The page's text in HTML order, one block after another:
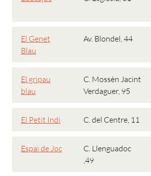
El Genet
Blau
Av. Blondel, 44
El gripau
blau
C. Mossèn Jacint
Verdaguer, 95
El Petit Indi C. del Centre, 11
Espai de Joc
C. Llenguadoc
,49